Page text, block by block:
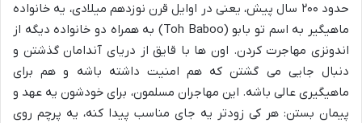
حدود ۲۰۰ سال پیش، یعنی در اوایل قرن نوزدهم میلادی، یه خانواده
ماهیگیر به اسم تو بابو (Toh Baboo) به همراه دو خانواده دیگه از
اندونزی مهاجرت کردن. اون ها با قایق از دریای آندامان گذشتن و
دنبال جایی می گشتن که هم امنیت داشته باشه و هم برای
ماهیگیری عالی باشه. این مهاجران مسلمون، برای خودشون یه عهد و
پیمان بستن: هر کی زودتر یه جای مناسب پیدا کنه، یه پرچم روی